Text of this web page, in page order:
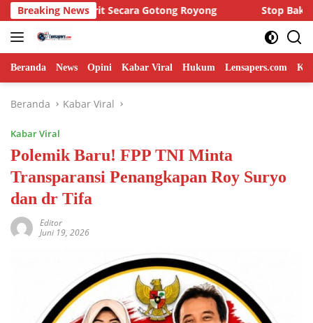
Langsung
ke
konten
Breaking News
Gotong Royong Stop Bakar Lahan, Babinsa
Beranda News Opini Kabar Viral Hukum Lensapers.com
Beranda Kabar Viral
Kabar Viral
Polemik Baru! FPP TNI Minta
Transparansi Penangkapan Roy Suryo
dan dr Tifa
Editor
Juni 19, 2026